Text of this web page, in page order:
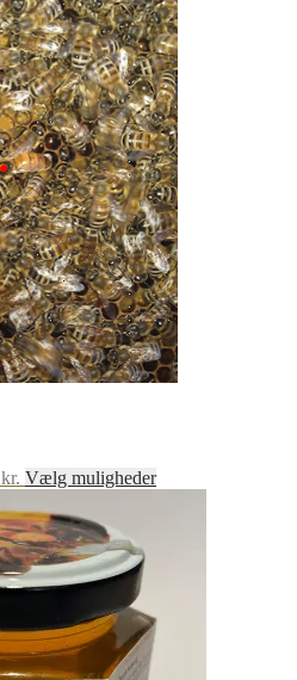
kr. Prisinterval:
til
1.450,00 kr.
Vælg mulighederDette
vælges